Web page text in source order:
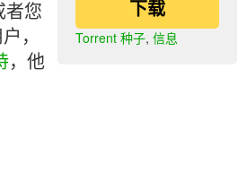
下载
Torrent 种子, 信息
者您
，
，他